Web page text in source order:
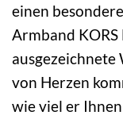
einen
Armband
ausgezeichnete
von Herzen
wie viel er